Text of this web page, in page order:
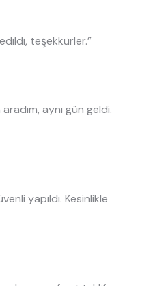
teşekkürler.”
aynı gün geldi.
yapıldı. Kesinlikle